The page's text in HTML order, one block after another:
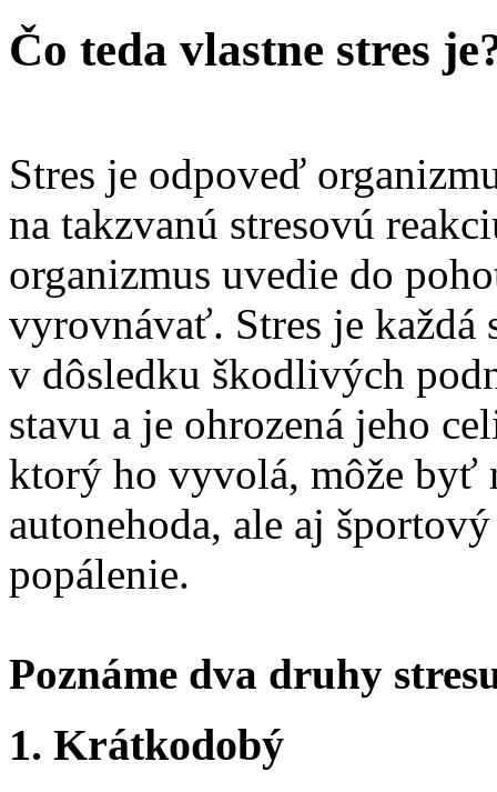
Čo teda vlastne stres
Stres je odpoveď
na takzvanú stresovú
organizmus uvedie do
vyrovnávať. Stres je každá
v dôsledku škodlivých
stavu a je ohrozená jeho
ktorý ho vyvolá, môže byť
autonehoda, ale aj
popálenie.
Poznáme dva druhy
1. Krátkodobý